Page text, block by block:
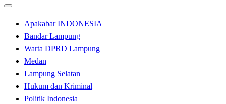
Apakabar INDONESIA
Bandar Lampung
Warta DPRD Lampung
Medan
Lampung Selatan
Hukum dan Kriminal
Politik Indonesia